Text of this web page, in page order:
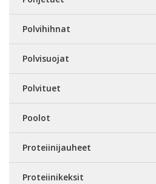
Polvihihnat
Polvisuojat
Polvituet
Poolot
Proteiinijauheet
Proteiinikeksit